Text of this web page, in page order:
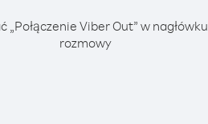
„Połączenie Viber Out” w nagłówku
rozmowy